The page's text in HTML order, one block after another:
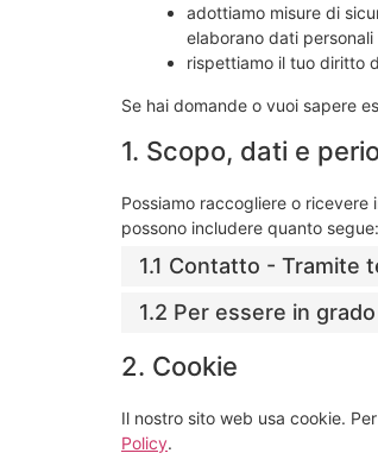
adottiamo misure di
elaborano dati
rispettiamo il tuo diritto
Se hai domande o vuoi sapere
1. Scopo, dati e
Possiamo raccogliere o
possono includere quanto
1.1 Contatto - Tramite
1.2 Per essere in
2. Cookie
Il nostro sito web usa cookie.
Policy.